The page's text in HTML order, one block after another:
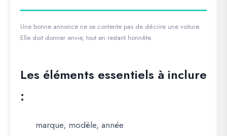
Une bonne annonce ne se contente pas de décrire une voiture.
Elle doit donner envie, tout en restant honnête.
Les éléments essentiels à inclure
:
marque, modèle, année